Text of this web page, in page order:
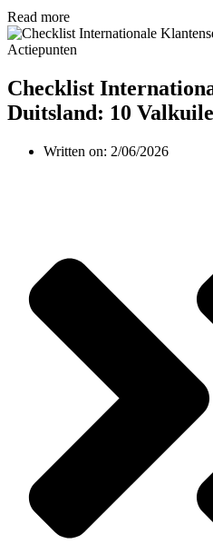
Read more
Checklist
Duitsland: 10
Written on: 2/06/2026